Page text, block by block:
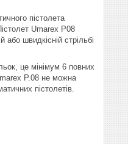
пістолета
Umarex P08
швидкісній стрільбі
це мінімум 6 повних
P.08 не можна
пістолетів.